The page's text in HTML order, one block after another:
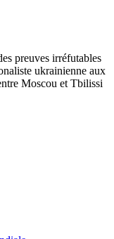
preuves irréfutables
ukrainienne aux
Moscou et Tbilissi